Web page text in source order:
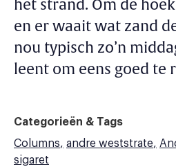
het strand. Om de
en er waait wat zand
nou typisch zo’n
leent om eens goed te
Categorieën & Tags
Columns
andre weststrate
sigaret